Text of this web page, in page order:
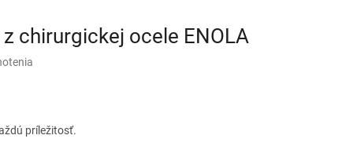
chirurgickej ocele ENOLA
príležitosť.